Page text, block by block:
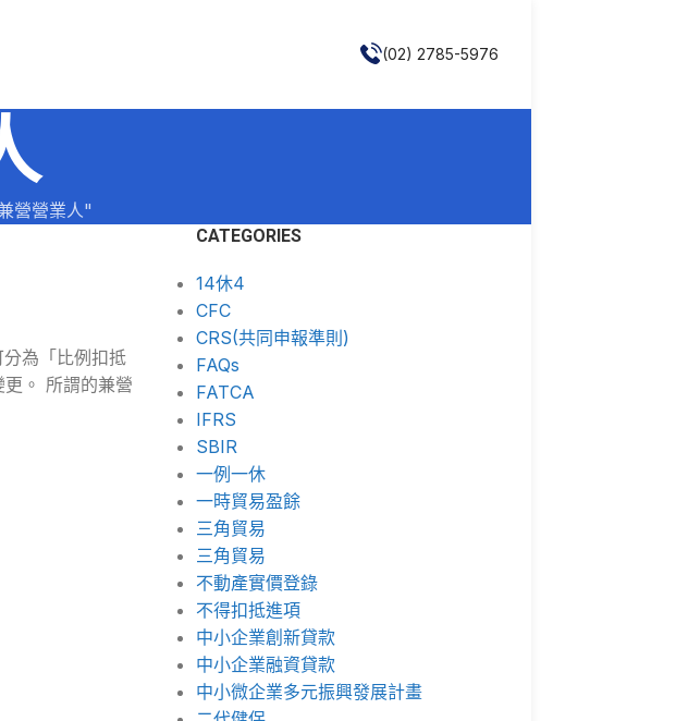
(02) 2785-5976
營營業人"
為「比例扣抵
。 所謂的兼營
CATEGORIES
14休4
CFC
CRS(共同申報準則)
FAQs
FATCA
IFRS
SBIR
一例一休
一時貿易盈餘
三角貿易
三角貿易
不動產實價登錄
不得扣抵進項
中小企業創新貸款
中小企業融資貸款
中小微企業多元振興發展計畫